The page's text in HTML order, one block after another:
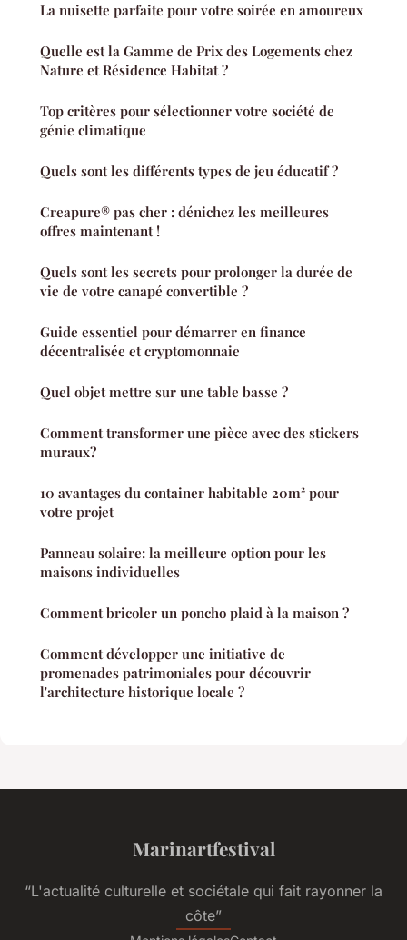
La nuisette parfaite pour votre soirée en amoureux
Quelle est la Gamme de Prix des Logements chez
Nature et Résidence Habitat ?
Top critères pour sélectionner votre société de
génie climatique
Quels sont les différents types de jeu éducatif ?
Creapure® pas cher : dénichez les meilleures
offres maintenant !
Quels sont les secrets pour prolonger la durée de
vie de votre canapé convertible ?
Guide essentiel pour démarrer en finance
décentralisée et cryptomonnaie
Quel objet mettre sur une table basse ?
Comment transformer une pièce avec des stickers
muraux?
10 avantages du container habitable 20m² pour
votre projet
Panneau solaire: la meilleure option pour les
maisons individuelles
Comment bricoler un poncho plaid à la maison ?
Comment développer une initiative de
promenades patrimoniales pour découvrir
l'architecture historique locale ?
Marinartfestival
“L'actualité culturelle et sociétale qui fait rayonner la
côte”